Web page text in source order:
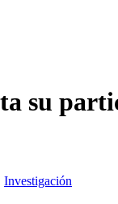
su
Investigación